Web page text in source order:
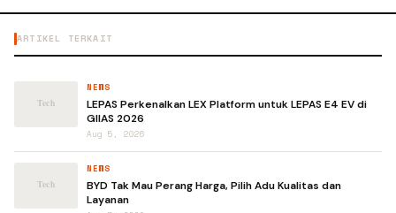
ARTIKEL TERKAIT
NEWS
LEPAS Perkenalkan LEX Platform untuk LEPAS E4 EV di
GIIAS 2026
Aug 5, 2026
NEWS
BYD Tak Mau Perang Harga, Pilih Adu Kualitas dan
Layanan